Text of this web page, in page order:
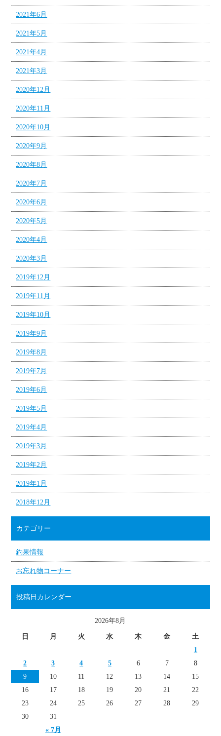
2021年6月
2021年5月
2021年4月
2021年3月
2020年12月
2020年11月
2020年10月
2020年9月
2020年8月
2020年7月
2020年6月
2020年5月
2020年4月
2020年3月
2019年12月
2019年11月
2019年10月
2019年9月
2019年8月
2019年7月
2019年6月
2019年5月
2019年4月
2019年3月
2019年2月
2019年1月
2018年12月
カテゴリー
釣果情報
お忘れ物コーナー
投稿日カレンダー
2026年8月
日 月 火 水 木 金 土
« 7月
1
2
3 4 5 6 7
8
9
10 11 12 13 14
15
16
17 18 19 20 21
22
23
24 25 26 27 28
29
30
31